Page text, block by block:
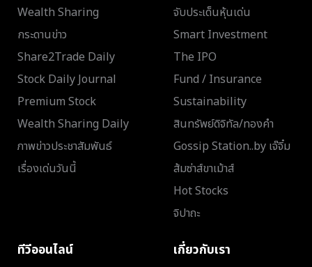
Wealth Sharing
กระดานข่าว
Share2Trade Daily
Stock Daily Journal
Premium Stock
Wealth Sharing Daily
ภาพข่าวประชาสัมพันธ์
เรื่องเด่นวันนี้
จับประเด็นหุ้นเด่น
Smart Investment
The IPO
Fund / Insurance
Sustainability
สินทรัพย์ดิจิทัล/ทองคำ
Gossip Station..by เจ๊จิ๋ม
ส้มซ่าส์ขาเม้าส์
Hot Stocks
จิปาถะ
ทีวีออนไลน์ เกี่ยวกับเรา